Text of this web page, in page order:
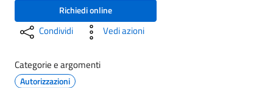
Richiedi online
Condividi Vedi azioni
Categorie e argomenti
Autorizzazioni